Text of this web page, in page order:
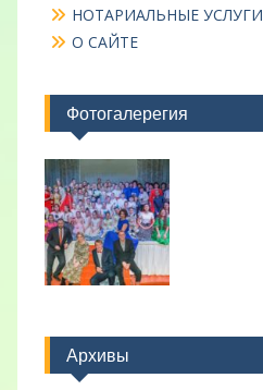
НОТАРИАЛЬНЫЕ УСЛУГИ
О САЙТЕ
Фотогалерегия
Архивы